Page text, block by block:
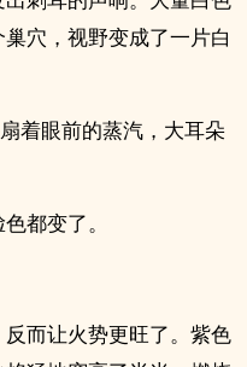
穴，视野变成了一片白
着眼前的蒸汽，大耳朵
都变了。
而让火势更旺了。紫色